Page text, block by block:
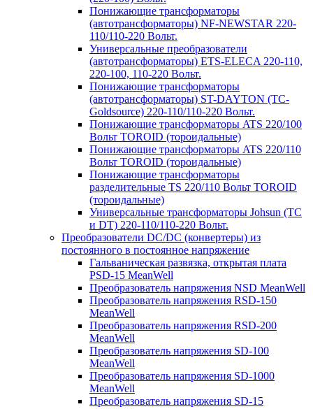
Понижающие трансформаторы
(автотрансформаторы) NF-NEWSTAR 220-
110/110-220 Вольт.
Универсальные преобразователи
(автотрансформаторы) ETS-ELECA 220-110,
220-100, 110-220 Вольт.
Понижающие трансформаторы
(автотрансформаторы) ST-DAYTON (TC-
Goldsource) 220-110/110-220 Вольт.
Понижающие трансформаторы ATS 220/100
Вольт TOROID (тороидальные)
Понижающие трансформаторы ATS 220/110
Вольт TOROID (тороидальные)
Понижающие трансформаторы
разделительные TS 220/110 Вольт TOROID
(тороидальные)
Универсальные трансформаторы Johsun (TС
и DT) 220-110/110-220 Вольт.
Преобразователи DC/DC (конвертеры) из
постоянного в постоянное напряжение
Гальваническая развязка, открытая плата
PSD-15 MeanWell
Преобразователь напряжения NSD MeanWell
Преобразователь напряжения RSD-150
MeanWell
Преобразователь напряжения RSD-200
MeanWell
Преобразователь напряжения SD-100
MeanWell
Преобразователь напряжения SD-1000
MeanWell
Преобразователь напряжения SD-15